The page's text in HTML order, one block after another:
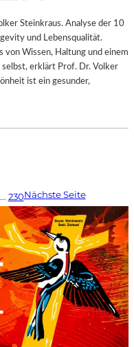
Steinkraus. Analyse der 10
und Lebensqualität.
von Wissen, Haltung und einem
erklärt Prof. Dr. Volker
ist ein gesunder,
… 230Nächste Seite